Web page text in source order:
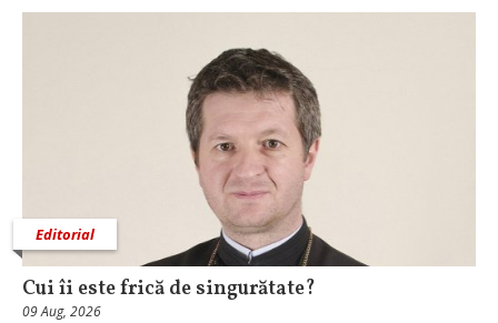
Editorial
Cui îi este frică de singurătate?
09 Aug, 2026